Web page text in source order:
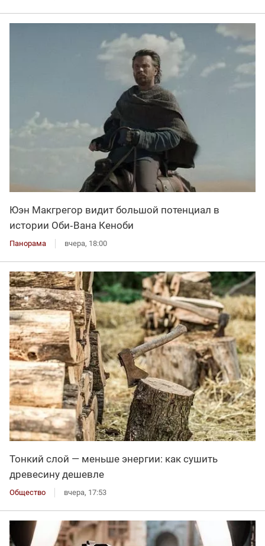
Юэн Макгрегор видит большой потенциал в
истории Оби‑Вана Кеноби
Панорама вчера, 18:00
Тонкий слой — меньше энергии: как сушить
древесину дешевле
Общество вчера, 17:53